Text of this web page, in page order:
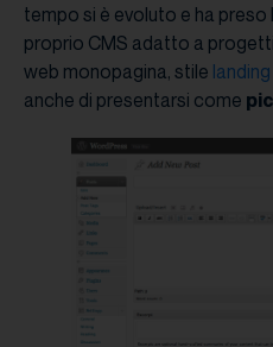
tempo si è evoluto e ha preso
proprio CMS adatto a
web monopagina, stile
anche di presentarsi come